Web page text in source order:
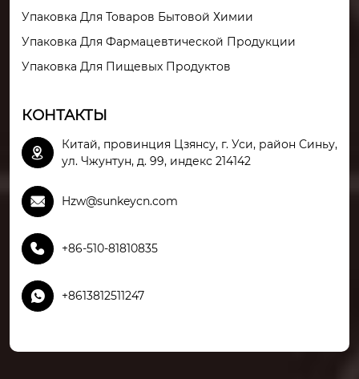
Упаковка Для Товаров Бытовой Химии
Упаковка Для Фармацевтической Продукции
Упаковка Для Пищевых Продуктов
КОНТАКТЫ

Китай, провинция Цзянсу, г. Уси, район Синьу,
ул. Чжунтун, д. 99, индекс 214142
 Hzw@sunkeycn.com
 +86-510-81810835
 +8613812511247